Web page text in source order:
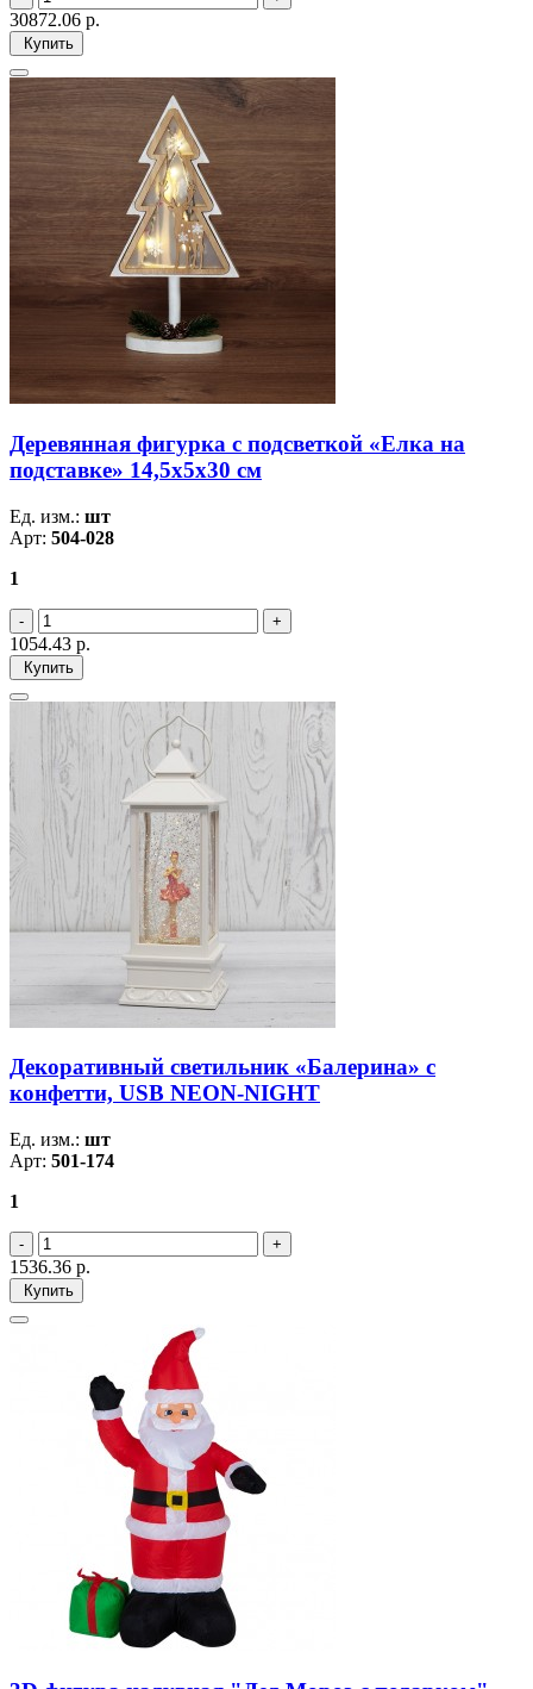
30872.06 р.
Купить
Деревянная фигурка с подсветкой «Елка на
подставке» 14,5х5х30 см
Ед. изм.: шт
Арт: 504-028
1
1054.43 р.
Купить
Декоративный светильник «Балерина» с
конфетти, USB NEON-NIGHT
Ед. изм.: шт
Арт: 501-174
1
1536.36 р.
Купить